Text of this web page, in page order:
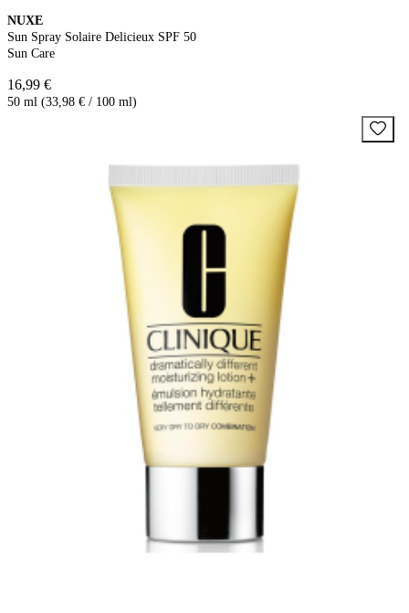
NUXE
Sun Spray Solaire Delicieux SPF 50
Sun Care
16,99 €
50 ml (33,98 € / 100 ml)